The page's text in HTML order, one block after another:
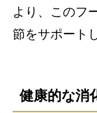
より、このフ
節をサポート
健康的な消